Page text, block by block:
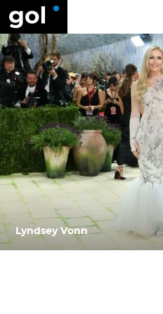
Lyndsey Vonn